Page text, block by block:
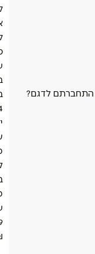
התחברתם לדגם?